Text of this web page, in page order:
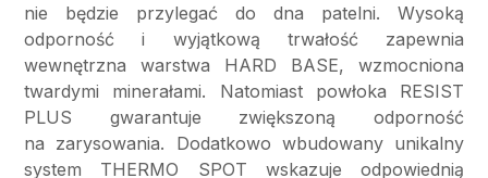
nie będzie przylegać do dna patelni. Wysoką
odporność i wyjątkową trwałość zapewnia
wewnętrzna warstwa HARD BASE, wzmocniona
twardymi minerałami. Natomiast powłoka RESIST
PLUS gwarantuje zwiększoną odporność
na zarysowania. Dodatkowo wbudowany unikalny
system THERMO SPOT wskazuje odpowiednią